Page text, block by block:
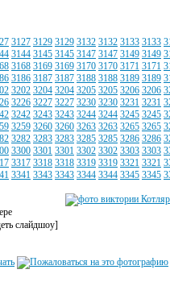
3127 3129 3129 3132 3132 3133 3133
3144 3145 3145 3147 3147 3149 3149
3168 3169 3169 3170 3170 3171 3171
3186 3187 3187 3188 3188 3189 3189
3202 3204 3204 3205 3205 3206 3206
3226 3227 3227 3230 3230 3231 3231
3242 3243 3243 3244 3244 3245 3245
3259 3260 3260 3263 3263 3265 3265
3282 3283 3283 3285 3285 3286 3286
3300 3301 3301 3302 3302 3303 3303
3317 3318 3318 3319 3319 3321 3321
3341 3343 3343 3344 3344 3345 3345
слайдшоу]